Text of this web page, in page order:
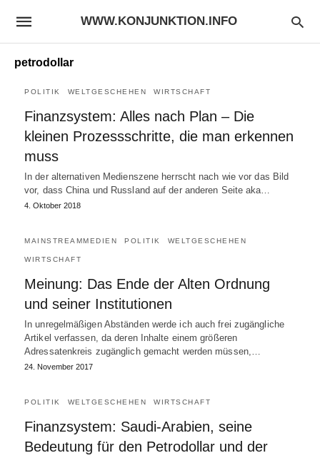
WWW.KONJUNKTION.INFO
petrodollar
POLITIK WELTGESCHEHEN WIRTSCHAFT
Finanzsystem: Alles nach Plan – Die
kleinen Prozessschritte, die man erkennen
muss
In der alternativen Medienszene herrscht nach wie vor das Bild
vor, dass China und Russland auf der anderen Seite aka…
4. Oktober 2018
MAINSTREAMMEDIEN POLITIK WELTGESCHEHEN
WIRTSCHAFT
Meinung: Das Ende der Alten Ordnung
und seiner Institutionen
In unregelmäßigen Abständen werde ich auch frei zugängliche
Artikel verfassen, da deren Inhalte einem größeren
Adressatenkreis zugänglich gemacht werden müssen,…
24. November 2017
POLITIK WELTGESCHEHEN WIRTSCHAFT
Finanzsystem: Saudi-Arabien, seine
Bedeutung für den Petrodollar und der